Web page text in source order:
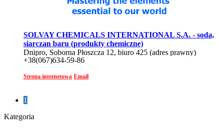
SOLVAY CHEMICALS INTERNATIONAL S.A. - soda,
siarczan baru (produkty chemiczne)
Dnipro, Soborna Płoszcza 12, biuro 425 (adres prawny)
+38(067)634-59-86
Strona internetowa Email
1
Kategoria